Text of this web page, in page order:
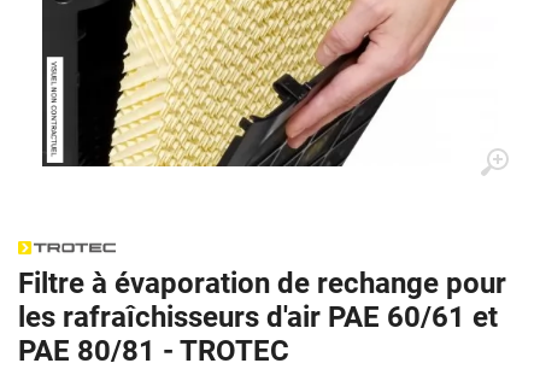
Filtre à évaporation de rechange pour
les rafraîchisseurs d'air PAE 60/61 et
PAE 80/81 - TROTEC